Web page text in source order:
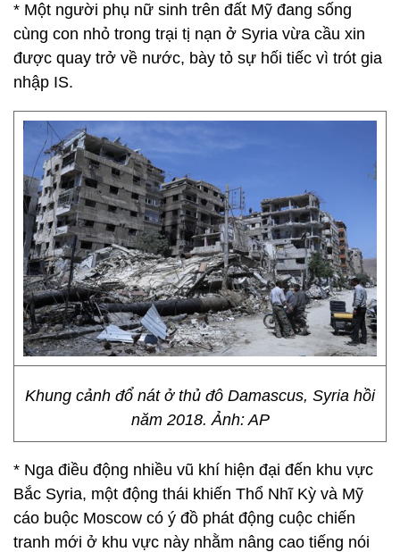
* Một người phụ nữ sinh trên đất Mỹ đang sống
cùng con nhỏ trong trại tị nạn ở Syria vừa cầu xin
được quay trở về nước, bày tỏ sự hối tiếc vì trót gia
nhập IS.
Khung cảnh đổ nát ở thủ đô Damascus, Syria hồi
năm 2018. Ảnh: AP
* Nga điều động nhiều vũ khí hiện đại đến khu vực
Bắc Syria, một động thái khiến Thổ Nhĩ Kỳ và Mỹ
cáo buộc Moscow có ý đồ phát động cuộc chiến
tranh mới ở khu vực này nhằm nâng cao tiếng nói